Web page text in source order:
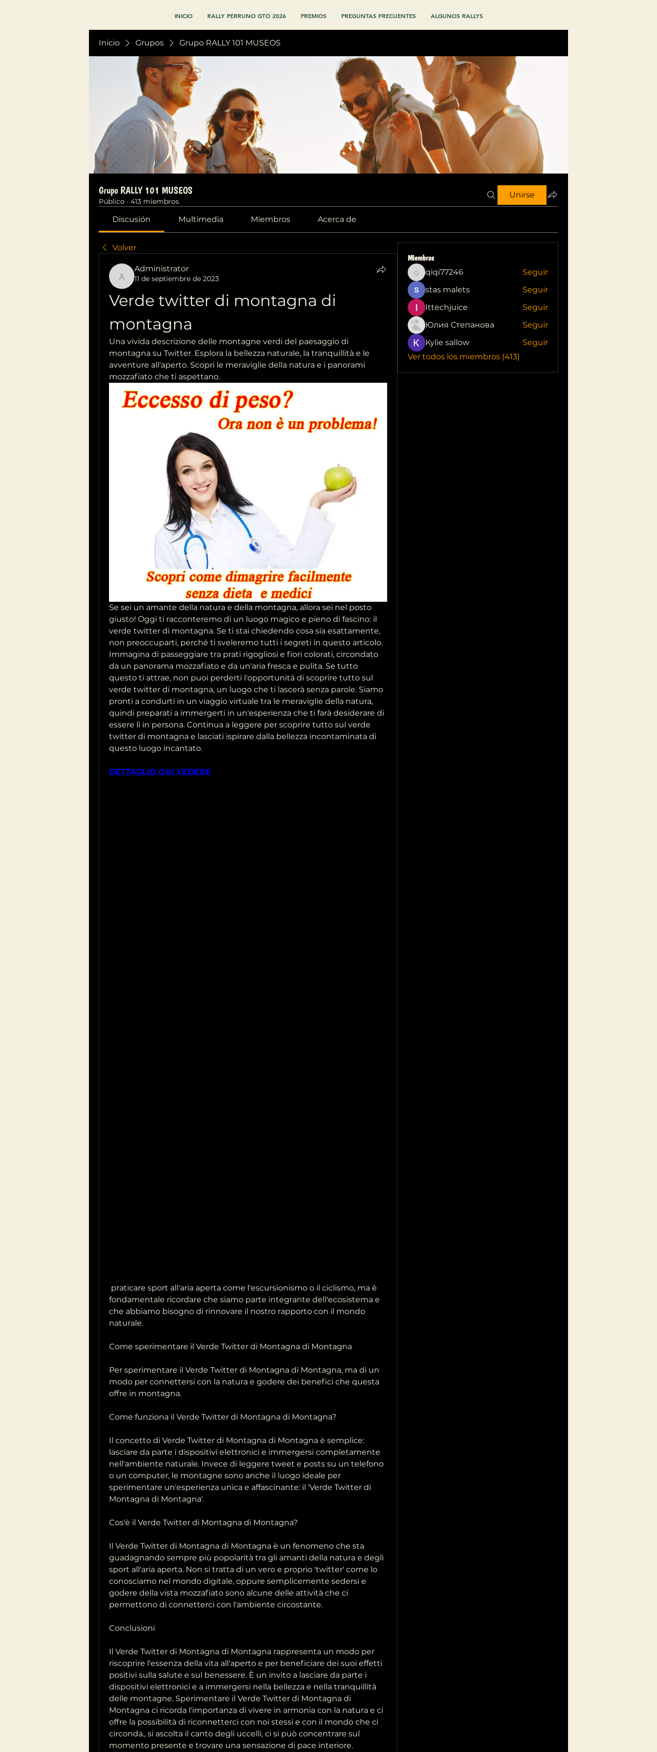
INICIO RALLY PERRUNO GTO 2026 PREMIOS PREGUNTAS FRECUENTES ALGUNOS RALLYS
Inicio Grupos Grupo RALLY 101 MUSEOS
Grupo RALLY 101 MUSEOS
Público · 413 miembros
Unirse
Discusión Multimedia Miembros Acerca de
Volver
Administrator
Administrator
11 de septiembre de 2023
Verde twitter di montagna di
montagna
Una vivida descrizione delle montagne verdi del paesaggio di
montagna su Twitter. Esplora la bellezza naturale, la tranquillità e le
avventure all'aperto. Scopri le meraviglie della natura e i panorami
mozzafiato che ti aspettano.
Se sei un amante della natura e della montagna, allora sei nel posto
giusto! Oggi ti racconteremo di un luogo magico e pieno di fascino: il
verde twitter di montagna. Se ti stai chiedendo cosa sia esattamente,
non preoccuparti, perché ti sveleremo tutti i segreti in questo articolo.
Immagina di passeggiare tra prati rigogliosi e fiori colorati, circondato
da un panorama mozzafiato e da un'aria fresca e pulita. Se tutto
questo ti attrae, non puoi perderti l'opportunità di scoprire tutto sul
verde twitter di montagna, un luogo che ti lascerà senza parole. Siamo
pronti a condurti in un viaggio virtuale tra le meraviglie della natura,
quindi preparati a immergerti in un'esperienza che ti farà desiderare di
essere lì in persona. Continua a leggere per scoprire tutto sul verde
twitter di montagna e lasciati ispirare dalla bellezza incontaminata di
questo luogo incantato.
DETTAGLIO QUI VEDERE
fondamentale ricordare che siamo parte integrante dell'ecosistema e
che abbiamo bisogno di rinnovare il nostro rapporto con il mondo
naturale.
Come sperimentare il Verde Twitter di Montagna di Montagna
Per sperimentare il Verde Twitter di Montagna di Montagna, ma di un
modo per connettersi con la natura e godere dei benefici che questa
offre in montagna.
Come funziona il Verde Twitter di Montagna di Montagna?
Il concetto di Verde Twitter di Montagna di Montagna è semplice:
lasciare da parte i dispositivi elettronici e immergersi completamente
nell'ambiente naturale. Invece di leggere tweet e posts su un telefono
o un computer, le montagne sono anche il luogo ideale per
sperimentare un'esperienza unica e affascinante: il 'Verde Twitter di
Montagna di Montagna'.
Cos'è il Verde Twitter di Montagna di Montagna?
Il Verde Twitter di Montagna di Montagna è un fenomeno che sta
guadagnando sempre più popolarità tra gli amanti della natura e degli
sport all'aria aperta. Non si tratta di un vero e proprio 'twitter' come lo
conosciamo nel mondo digitale, oppure semplicemente sedersi e
godere della vista mozzafiato sono alcune delle attività che ci
permettono di connetterci con l'ambiente circostante.
Conclusioni
Il Verde Twitter di Montagna di Montagna rappresenta un modo per
riscoprire l'essenza della vita all'aperto e per beneficiare dei suoi effetti
positivi sulla salute e sul benessere. È un invito a lasciare da parte i
dispositivi elettronici e a immergersi nella bellezza e nella tranquillità
delle montagne. Sperimentare il Verde Twitter di Montagna di
Montagna ci ricorda l'importanza di vivere in armonia con la natura e ci
offre la possibilità di riconnetterci con noi stessi e con il mondo che ci
circonda., si ascolta il canto degli uccelli, ci si può concentrare sul
momento presente e trovare una sensazione di pace interiore.
Miembros
qiqi77246
qiqi77246
Seguir
stas malets
Seguir
Ittechjuice
Seguir
Юлия Степанова
Seguir
Kylie sallow
Seguir
Ver todos los miembros (413)